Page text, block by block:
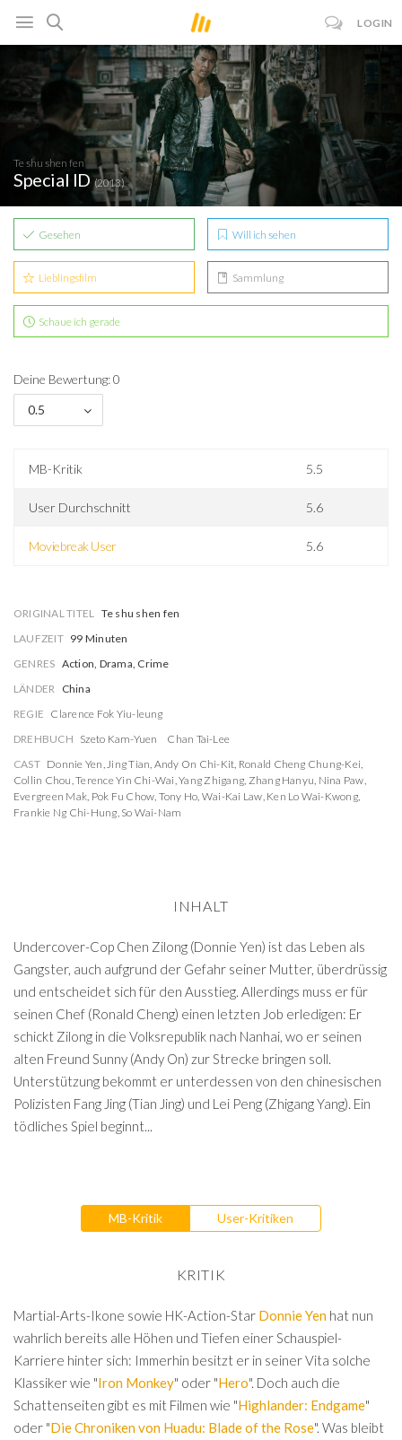
LOGIN
Te shu shen fen
Special ID(2013)
Gesehen Will ich sehen
Lieblingsfilm Sammlung
Schaue ich gerade
Deine Bewertung: 0
0.5
MB-Kritik 5.5
User Durchschnitt 5.6
Moviebreak User 5.6
ORIGINAL TITEL Te shu shen fen
LAUFZEIT 99 Minuten
GENRES Action, Drama, Crime
LÄNDER China
REGIE Clarence Fok Yiu-leung
DREHBUCH Szeto Kam-Yuen
Chan Tai-Lee
CAST Donnie Yen,Jing Tian, Andy On Chi-Kit, Ronald Cheng Chung-Kei,
Collin Chou,Terence Yin Chi-Wai,Yang Zhigang, Zhang Hanyu, Nina Paw,
Evergreen Mak, Pok Fu Chow, Tony Ho, Wai-Kai Law, Ken Lo Wai-Kwong,
Frankie Ng Chi-Hung, So Wai-Nam
INHALT
Undercover-Cop Chen Zilong (Donnie Yen) ist das Leben als
Gangster, auch aufgrund der Gefahr seiner Mutter, überdrüssig
und entscheidet sich für den Ausstieg. Allerdings muss er für
seinen Chef (Ronald Cheng) einen letzten Job erledigen: Er
schickt Zilong in die Volksrepublik nach Nanhai, wo er seinen
alten Freund Sunny (Andy On) zur Strecke bringen soll.
Unterstützung bekommt er unterdessen von den chinesischen
Polizisten Fang Jing (Tian Jing) und Lei Peng (Zhigang Yang). Ein
tödliches Spiel beginnt...
MB-Kritik User-Kritiken
KRITIK
Martial-Arts-Ikone sowie HK-Action-Star Donnie Yen hat nun
wahrlich bereits alle Höhen und Tiefen einer Schauspiel-
Karriere hinter sich: Immerhin besitzt er in seiner Vita solche
Klassiker wie "Iron Monkey" oder "Hero". Doch auch die
Schattenseiten gibt es mit Filmen wie "Highlander: Endgame"
oder "Die Chroniken von Huadu: Blade of the Rose". Was bleibt